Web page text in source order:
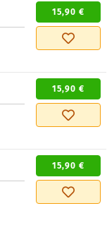
15,90 €
15,90 €
15,90 €